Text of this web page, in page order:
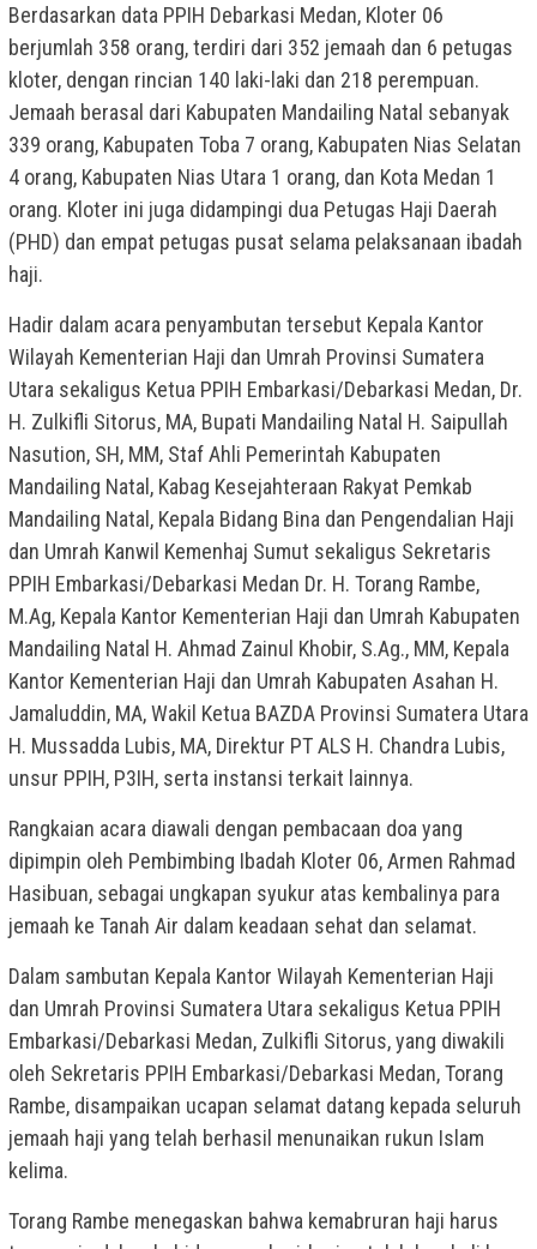
Berdasarkan data PPIH Debarkasi Medan, Kloter 06
berjumlah 358 orang, terdiri dari 352 jemaah dan 6 petugas
kloter, dengan rincian 140 laki-laki dan 218 perempuan.
Jemaah berasal dari Kabupaten Mandailing Natal sebanyak
339 orang, Kabupaten Toba 7 orang, Kabupaten Nias Selatan
4 orang, Kabupaten Nias Utara 1 orang, dan Kota Medan 1
orang. Kloter ini juga didampingi dua Petugas Haji Daerah
(PHD) dan empat petugas pusat selama pelaksanaan ibadah
haji.
Hadir dalam acara penyambutan tersebut Kepala Kantor
Wilayah Kementerian Haji dan Umrah Provinsi Sumatera
Utara sekaligus Ketua PPIH Embarkasi/Debarkasi Medan, Dr.
H. Zulkifli Sitorus, MA, Bupati Mandailing Natal H. Saipullah
Nasution, SH, MM, Staf Ahli Pemerintah Kabupaten
Mandailing Natal, Kabag Kesejahteraan Rakyat Pemkab
Mandailing Natal, Kepala Bidang Bina dan Pengendalian Haji
dan Umrah Kanwil Kemenhaj Sumut sekaligus Sekretaris
PPIH Embarkasi/Debarkasi Medan Dr. H. Torang Rambe,
M.Ag, Kepala Kantor Kementerian Haji dan Umrah Kabupaten
Mandailing Natal H. Ahmad Zainul Khobir, S.Ag., MM, Kepala
Kantor Kementerian Haji dan Umrah Kabupaten Asahan H.
Jamaluddin, MA, Wakil Ketua BAZDA Provinsi Sumatera Utara
H. Mussadda Lubis, MA, Direktur PT ALS H. Chandra Lubis,
unsur PPIH, P3IH, serta instansi terkait lainnya.
Rangkaian acara diawali dengan pembacaan doa yang
dipimpin oleh Pembimbing Ibadah Kloter 06, Armen Rahmad
Hasibuan, sebagai ungkapan syukur atas kembalinya para
jemaah ke Tanah Air dalam keadaan sehat dan selamat.
Dalam sambutan Kepala Kantor Wilayah Kementerian Haji
dan Umrah Provinsi Sumatera Utara sekaligus Ketua PPIH
Embarkasi/Debarkasi Medan, Zulkifli Sitorus, yang diwakili
oleh Sekretaris PPIH Embarkasi/Debarkasi Medan, Torang
Rambe, disampaikan ucapan selamat datang kepada seluruh
jemaah haji yang telah berhasil menunaikan rukun Islam
kelima.
Torang Rambe menegaskan bahwa kemabruran haji harus